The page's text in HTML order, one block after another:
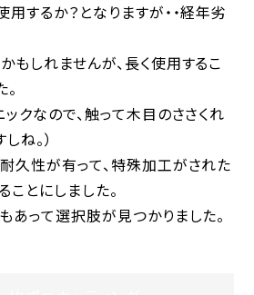
するか？となりますが・・経年劣
もしれませんが、長く使用するこ
クなので、触って木目のささくれ
ね。）
久性が有って、特殊加工がされた
とにしました。
あって選択肢が見つかりました。